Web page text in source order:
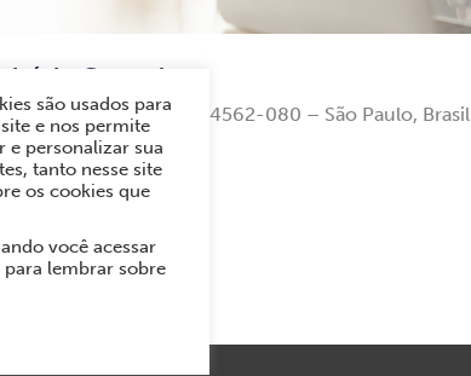
Central
André Ampere, 153 – 04562-080 – São Paulo, Brasil
1000
591 1234 (Vendas)
são usados para
e nos permite
e personalizar sua
tanto nesse site
os cookies que
você acessar
para lembrar sobre